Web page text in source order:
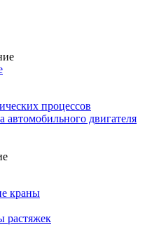
процессов
автомобильного двигателя
краны
растяжек